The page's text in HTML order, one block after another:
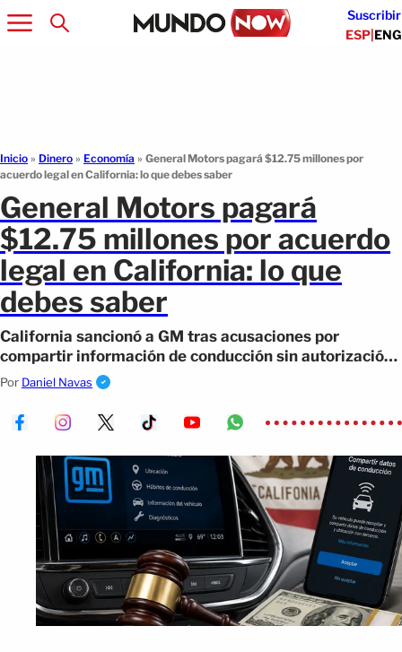
Suscribir
ESP|ENG
Inicio » Dinero » Economía » General Motors pagará $12.75 millones por
acuerdo legal en California: lo que debes saber
General Motors pagará
$12.75 millones por acuerdo
legal en California: lo que
debes saber
California sancionó a GM tras acusaciones por
compartir información de conducción sin autorización.
Ahora pagará $12.75 millones.
Por Daniel Navas